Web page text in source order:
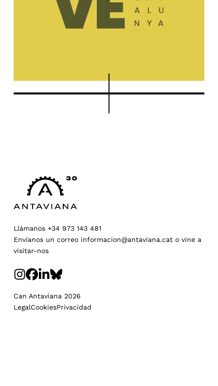
Llámanos +34 973 143 481
Envíanos un correo informacion@antaviana.cat o vine a
visitar-nos
Can Antaviana 2026
LegalCookiesPrivacidad